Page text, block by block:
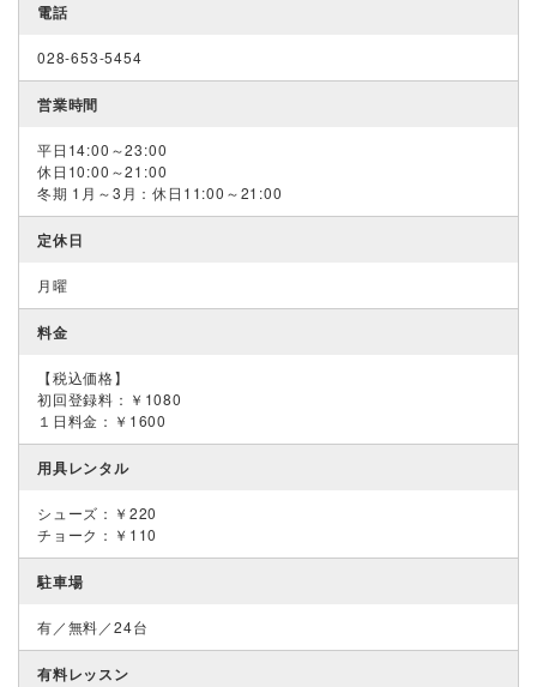
電話
028-653-5454
営業時間
平日14:00～23:00
休日10:00～21:00
冬期 1月～3月：休日11:00～21:00
定休日
月曜
料金
【税込価格】
初回登録料：￥1080
１日料金：￥1600
用具レンタル
シューズ：￥220
チョーク：￥110
駐車場
有／無料／24台
有料レッスン